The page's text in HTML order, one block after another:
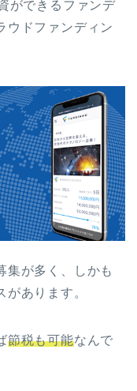
ができるファンデ
ウドファンディン
集が多く、しかも
あります。
節税も可能なんで